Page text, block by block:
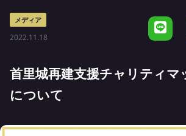
メディア
2022.11.18
首里城再建支援チャリティ
について